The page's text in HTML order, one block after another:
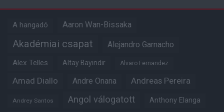
A hangadó Aaron Wan-Bissaka
Akadémiai csapat Alejandro Garnacho
Alex Telles Altay Bayindir Alvaro Fernandez
Amad Diallo Andre Onana Andreas Pereira
Andrey Santos Angol válogatott Anthony Elanga